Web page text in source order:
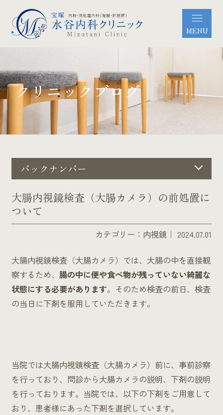
MENU
クリニックブログ
バックナンバー
大腸内視鏡検査（大腸カメラ）の前処置に
ついて
カテゴリー： 内視鏡｜ 2024.07.01
大腸内視鏡検査（大腸カメラ）では、大腸の中を直接観
察するため、腸の中に便や食べ物が残っていない綺麗な
状態にする必要があります。そのため検査の前日、検査
の当日に下剤を服用していただきます。
当院では大腸内視鏡検査（大腸カメラ）前に、事前診察
を行っており、問診から大腸カメラの説明、下剤の説明
を行っております。当院では、以下の下剤をご用意して
おり、患者様にあった下剤を選択しています。